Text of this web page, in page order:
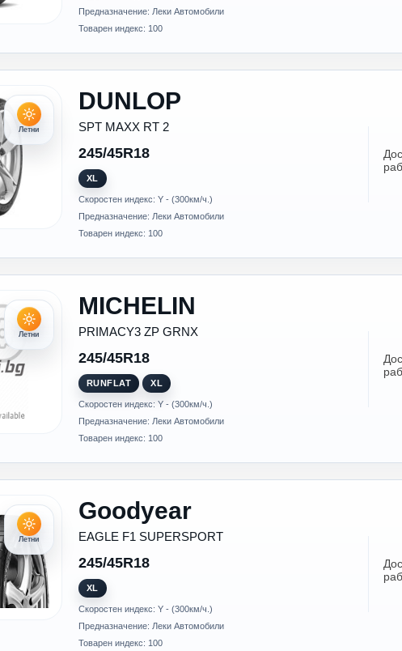
Предназначение: Леки Автомобили
Товарен индекс: 100
Летни
DUNLOP
SPT MAXX RT 2
245/45R18
XL
Скоростен индекс: Y - (300км/ч.)
Предназначение: Леки Автомобили
Товарен индекс: 100
Летни
MICHELIN
PRIMACY3 ZP GRNX
245/45R18
RUNFLAT XL
Скоростен индекс: Y - (300км/ч.)
Предназначение: Леки Автомобили
Товарен индекс: 100
Летни
Goodyear
EAGLE F1 SUPERSPORT
245/45R18
XL
Скоростен индекс: Y - (300км/ч.)
Предназначение: Леки Автомобили
Товарен индекс: 100